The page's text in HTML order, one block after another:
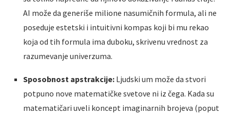
AI može da generiše milione nasumičnih formula, ali ne
poseduje estetski i intuitivni kompas koji bi mu rekao
koja od tih formula ima duboku, skrivenu vrednost za
razumevanje univerzuma.
Sposobnost apstrakcije: Ljudski um može da stvori
potpuno nove matematičke svetove ni iz čega. Kada su
matematičari uveli koncept imaginarnih brojeva (poput